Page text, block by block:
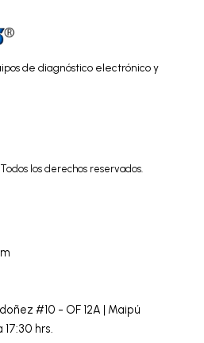
de diagnóstico electrónico y
los derechos reservados.
#10 - OF 12A | Maipú
hrs.